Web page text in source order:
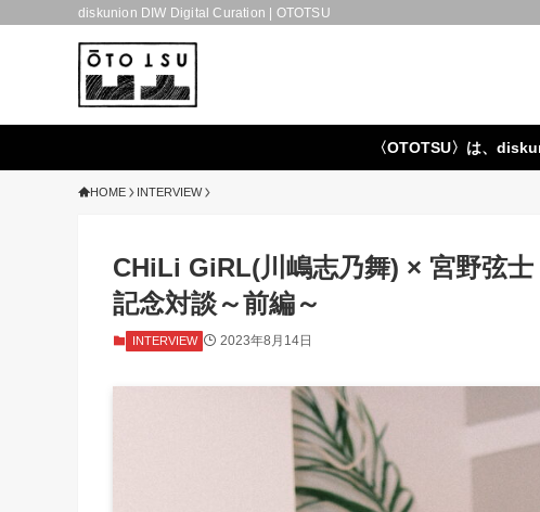
diskunion DIW Digital Curation | OTOTSU
〈OTOTSU〉は、
HOME INTERVIEW
CHiLi GiRL(川嶋志乃舞) × 宮野弦
記念対談～前編～
INTERVIEW 2023年8月14日